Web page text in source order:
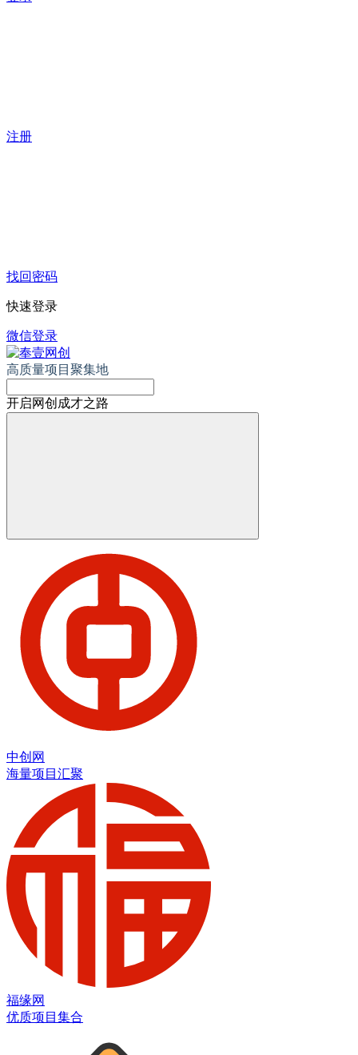
注册
找回密码
快速登录
微信登录
高质量项目聚集地
开启网创成才之路
中创网
海量项目汇聚
福缘网
优质项目集合